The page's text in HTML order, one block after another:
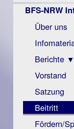
BFS-NRW
Über uns
Visus
Zeitschrift
Mac
Berichte ▼
Archiv
Berichte
Vorstand
Satzung
Beitritt
Fördern/